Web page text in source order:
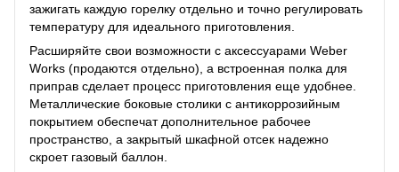
зажигать каждую горелку отдельно и точно регулировать
температуру для идеального приготовления.
Расширяйте свои возможности с аксессуарами Weber
Works (продаются отдельно), а встроенная полка для
приправ сделает процесс приготовления еще удобнее.
Металлические боковые столики с антикоррозийным
покрытием обеспечат дополнительное рабочее
пространство, а закрытый шкафной отсек надежно
скроет газовый баллон.